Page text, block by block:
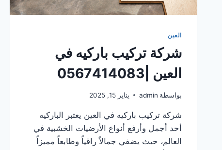
العين
شركة تركيب باركيه في
العين |0567414083
بواسطة admin يناير 15, 2025
شركة تركيب باركيه في العين يعتبر الباركيه
أحد أجمل وأرفع أنواع الأرضيات الخشبية في
العالم، حيث يضفي جمالاً راقياً وطابعاً مميزاً